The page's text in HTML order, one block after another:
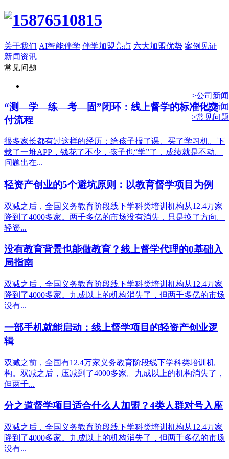
关于我们 AI智能伴学 伴学加盟亮点 六大加盟优势 案例见证
新闻资讯
常见问题
>公司新闻
>行业新闻
>常见问题
“测—学—练—考—固”闭环：线上督学的标准化交
付流程
很多家长都有过这样的经历：给孩子报了课、买了学习机、下
载了一堆APP，钱花了不少，孩子也“学”了，成绩就是不动。
问题出在...
轻资产创业的5个避坑原则：以教育督学项目为例
双减之后，全国义务教育阶段线下学科类培训机构从12.4万家
降到了4000多家。两千多亿的市场没有消失，只是换了方向。
轻资...
没有教育背景也能做教育？线上督学代理的0基础入
局指南
双减之后，全国义务教育阶段线下学科类培训机构从12.4万家
降到了4000多家。九成以上的机构消失了，但两千多亿的市场
没有...
一部手机就能启动：线上督学项目的轻资产创业逻
辑
双减之前，全国有12.4万家义务教育阶段线下学科类培训机
构。双减之后，压减到了4000多家。九成以上的机构消失了，
但两千...
分之道督学项目适合什么人加盟？4类人群对号入座
双减之后，全国义务教育阶段线下学科类培训机构从12.4万家
降到了4000多家。九成以上的机构消失了，但两千多亿的市场
没有...